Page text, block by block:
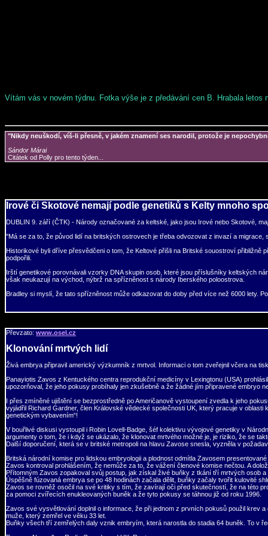
Vítám vás v novém týdnu. Fotka výše je z předávání cen B. Hrabala
"Nikdy neuškodí, víš-li přesně, v jakém znamení ses narodil, protože je
Sándor Márai
Citátek od Polly pro tento týden...
Irové či Skotové nemají podle genetiků s Kelty mnoho
DUBLIN 9. září (ČTK) - Národy označované za keltské, jako jsou Irové nebo Skotové,
"Má se za to, že původ lidí na britských ostrovech je třeba odvozovat z invazí a
Historikové byli dříve přesvědčeni o tom, že Keltové přišli na Britské souostroví
podpořili.
Irští genetikové porovnávali vzorky DNA skupin osob, které jsou příslušníky keltských
však neukazují na východ, nýbrž na spřízněnost s národy Iberského poloostrova.
Bradley si myslí, že tato spřízněnost může odkazovat do doby před více než 6000 lety.
Převzato: www.osel.cz
Klonování mrtvých lidí
Živá embrya připravil americký výzkumník z mrtvol. Informaci o tom zveřejnil včera na
Panayiotis Zavos z Kentuckého centra reprodukční medicíny v Lexingtonu (USA)
upozorňoval, že jeho pokusy probíhaly jen zkušebně a že žádné jím připravené embryo
I přes zmíněné ujištění se bezprostředně po Američanově vystoupení zvedla k jeho
vyjádřil Richard Gardner, člen Královské vědecké společnosti UK, který pracuje v
genetickým vybavením“!
V bouřlivé diskusi vystoupil i Robin Lovell-Badge, šéf kolektivu vývojové genetiky v
argumenty o tom, že i když se ukázalo, že klonovat mrtvého možné je, je riziko, že se
Další doporučení, která se v britské metropoli na hlavu Zavose snesla, vyzněla v
Britská národní komise pro lidskou embryologii a plodnost odmítla Zavosem
Zavos kontroval prohlášením, že nemůže za to, že vážení členové komise nečtou. A
Přítomným Zavos zopakoval svůj postup, jak získal živé buňky z tkání tří mrtvých osob
Úspěšně fúzovaná embrya se po 48 hodinách začala dělit, buňky začaly tvořit kulovité
Zavos se rovněž osočil na své kritiky s tím, že zavírají oči před skutečností, že na této
za pomoci zvířecích enukleovaných buněk a že tyto pokusy se táhnou již od roku 1996.
Zavos své vysvětlování doplnil o informace, že při jednom z prvních pokusů použil krev
muže, který zemřel ve věku 33 let.
Buňky všech tří zemřelých daly vznik embryím, která narostla do stadia 64 buněk. To v